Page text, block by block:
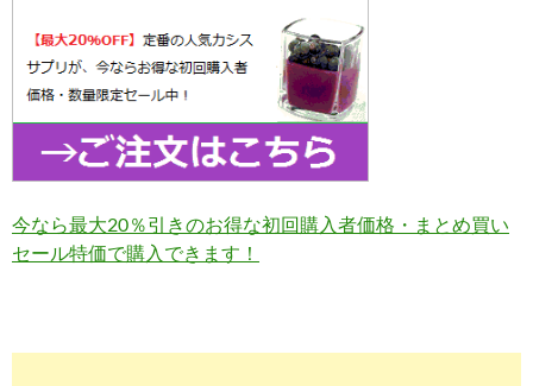
今なら最大20％引きのお得な初回購入者価格・まとめ買い
セール特価で購入できます！